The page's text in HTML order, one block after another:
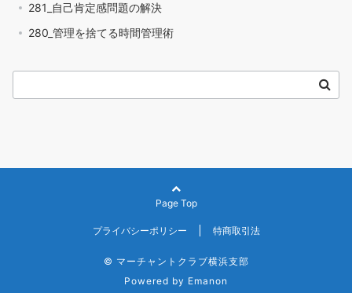
281_自己肯定感問題の解決
280_管理を捨てる時間管理術
Page Top
プライバシーポリシー 特商取引法
© マーチャントクラブ横浜支部
Powered by Emanon